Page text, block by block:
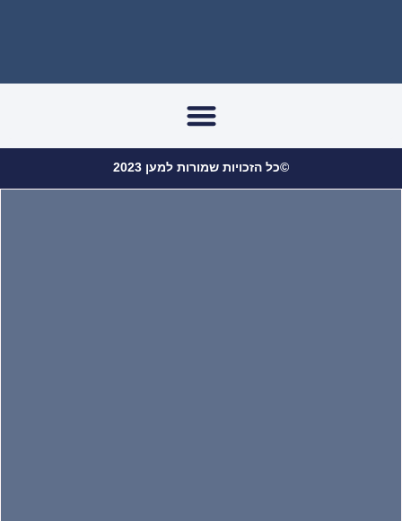
©כל הזכויות שמורות למען 2023